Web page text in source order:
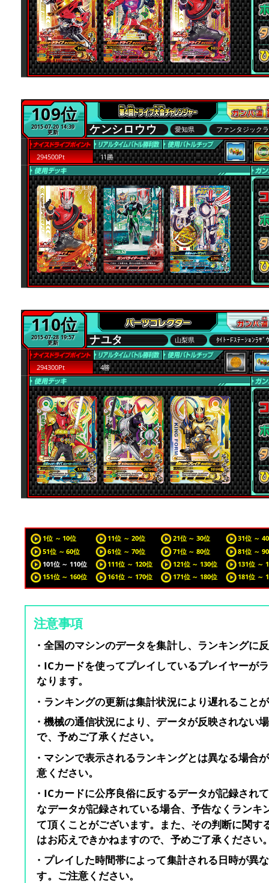
109位
2015-07-20 14:39
更新 ケンシロウウ 愛知県 ファンタジック
294500Pt 11勝
110位
2015-07-28 19:57
更新 ナユタ 山梨県 ﾀｲﾄｰFｽﾃｰｼｮﾝﾗｻ
294300Pt 4勝
1位 ～ 10位 11位 ～ 20位 21位 ～ 30位
31位 ～
51位 ～ 60位
61位 ～ 70位 71位 ～ 80位 81位 ～
101位 ～ 110位 111位 ～ 120位 121位 ～ 130位 131位 ～
151位 ～ 160位 161位 ～ 170位 171位 ～ 180位 181位 ～
注意事項
・全国のマシンのデータを集計し、ランキングに
・ICカードを使ってプレイしているプレイヤーが
なります。
・ランキングの更新は集計状況により遅れること
・機械の通信状況により、データが反映されない
で、予めご了承ください。
・マシンで表示されるランキングとは異なる場合
意ください。
・ICカードに公序良俗に反するデータが記録され
なデータが記録されている場合、予告なくランキ
て頂くことがございます。また、その判断に関す
はお応えできかねますので、予めご了承ください
・プレイした時間帯によって集計される日時が異
す。ご注意ください。